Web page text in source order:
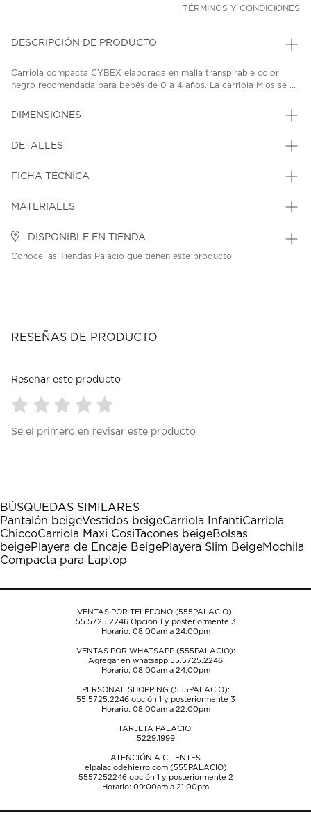
TÉRMINOS Y CONDICIONES
DESCRIPCIÓN DE PRODUCTO
Carriola compacta CYBEX elaborada en malla transpirable color
negro recomendada para bebés de 0 a 4 años. La carriola Mios se ...
DIMENSIONES
DETALLES
FICHA TÉCNICA
MATERIALES
DISPONIBLE EN TIENDA
Conoce las Tiendas Palacio que tienen este producto.
RESEÑAS DE PRODUCTO
Reseñar este producto
para
1
estrella
Esta
acción
abrirá
el
de
para
estrellas.
Esta
acción
abrirá
el
de
para
estrellas.
Esta
acción
abrirá
el
de
para
estrellas.
Esta
acción
abrirá
el
de
para
estrellas.
Esta
acción
abrirá
el
de
Sé el primero en revisar este producto
BÚSQUEDAS SIMILARES
Pantalón beigeVestidos beigeCarriola InfantiCarriola
ChiccoCarriola Maxi CosiTacones beigeBolsas
beigePlayera de Encaje BeigePlayera Slim BeigeMochila
Compacta para Laptop
VENTAS POR TELÉFONO (555PALACIO):
55.5725.2246Opción 1 y posteriormente 3
Horario: 08:00am a 24:00pm
VENTAS POR WHATSAPP (555PALACIO):
Agregar en whatsapp 55.5725.2246
Horario: 08:00am a 24:00pm
PERSONAL SHOPPING (555PALACIO):
55.5725.2246opción 1 y posteriormente 3
Horario: 08:00am a 22:00pm
TARJETA PALACIO:
5229.1999
ATENCIÓN A CLIENTES
elpalaciodehierro.com (555PALACIO)
5557252246opción 1 y posteriormente 2
Horario: 09:00am a 21:00pm